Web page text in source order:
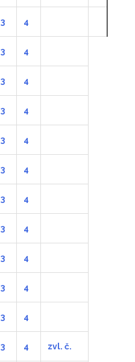
3 4
3 4
3 4
3 4
3 4
3 4
3 4
3 4
3 4
3 4
3 4
3 4 zvl. č.